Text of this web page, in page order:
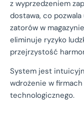
z wyprzedzeniem
dostawa, co
zatorów w
eliminuje ryzyko
przejrzystość
System jest
wdrożenie w
technologicznego.